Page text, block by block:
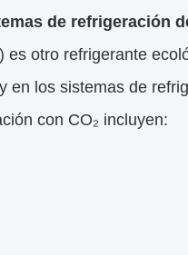
de refrigeración
es otro refrigerante
en los sistemas de
con CO₂ incluyen: